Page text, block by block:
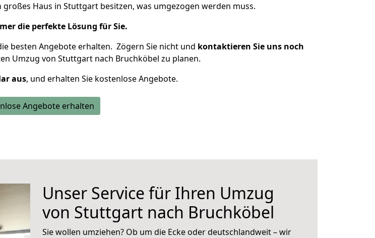
Haus in Stuttgart besitzen, was umgezogen werden muss.
die perfekte Lösung für Sie.
besten Angebote erhalten. Zögern Sie nicht und kontaktieren Sie uns noch
Umzug von Stuttgart nach Bruchköbel zu planen.
aus, und erhalten Sie kostenlose Angebote.
Angebote erhalten
Unser Service für Ihren Umzug
von Stuttgart nach Bruchköbel
Sie wollen umziehen? Ob um die Ecke oder deutschlandweit – wir